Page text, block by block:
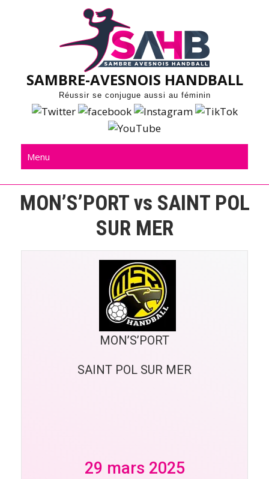
SAMBRE-AVESNOIS HANDBALL
Réussir se conjugue aussi au féminin
Menu
MON’S’PORT vs SAINT POL
SUR MER
MON’S’PORT
SAINT POL SUR MER
29 mars 2025